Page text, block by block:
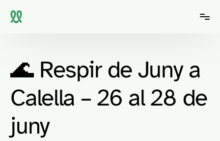
🌊 Respir de Juny a
Calella – 26 al 28 de
juny